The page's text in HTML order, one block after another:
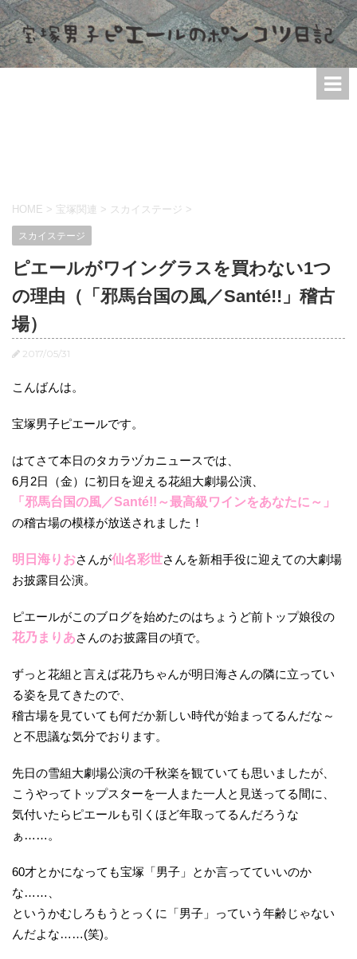
HOME > 宝塚関連 > スカイステージ >
スカイステージ
ピエールがワイングラスを買わない1つ
の理由（「邪馬台国の風／Santé!!」稽古
場）
2017/05/31
こんばんは。
宝塚男子ピエールです。
はてさて本日のタカラヅカニュースでは、
6月2日（金）に初日を迎える花組大劇場公演、
「邪馬台国の風／Santé!!～最高級ワインをあなたに～」
の稽古場の模様が放送されました！
明日海りおさんが仙名彩世さんを新相手役に迎えての大劇場
お披露目公演。
ピエールがこのブログを始めたのはちょうど前トップ娘役の
花乃まりあさんのお披露目の頃で。
ずっと花組と言えば花乃ちゃんが明日海さんの隣に立ってい
る姿を見てきたので、
稽古場を見ていても何だか新しい時代が始まってるんだな～
と不思議な気分でおります。
先日の雪組大劇場公演の千秋楽を観ていても思いましたが、
こうやってトップスターを一人また一人と見送ってる間に、
気付いたらピエールも引くほど年取ってるんだろうな
ぁ……。
60才とかになっても宝塚「男子」とか言ってていいのか
な……、
というかむしろもうとっくに「男子」っていう年齢じゃない
んだよな……(笑)。